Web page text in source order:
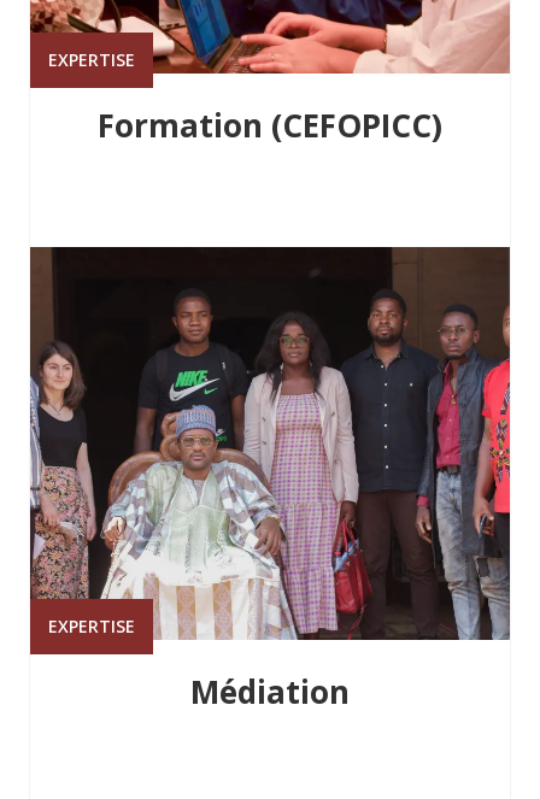
EXPERTISE
Formation (CEFOPICC)
EXPERTISE
Médiation